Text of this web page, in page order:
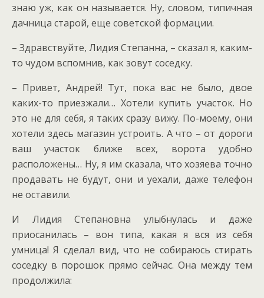
знаю уж, как он называется. Ну, словом, типичная
дачница старой, еще советской формации.
– Здравствуйте, Лидия Степанна, – сказал я, каким-
то чудом вспомнив, как зовут соседку.
– Привет, Андрей! Тут, пока вас не было, двое
каких-то приезжали… Хотели купить участок. Но
это не для себя, я таких сразу вижу. По-моему, они
хотели здесь магазин устроить. А что – от дороги
ваш участок ближе всех, ворота удобно
расположены… Ну, я им сказала, что хозяева точно
продавать не будут, они и уехали, даже телефон
не оставили.
И Лидия Степановна улыбнулась и даже
приосанилась – вон типа, какая я вся из себя
умница! Я сделал вид, что не собираюсь стирать
соседку в порошок прямо сейчас. Она между тем
продолжила: